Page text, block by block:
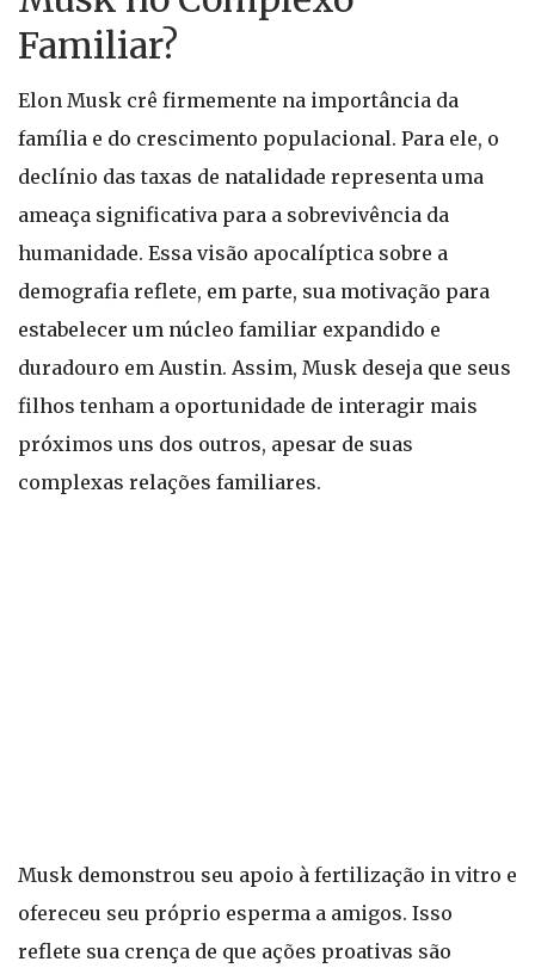
Familiar?
Elon Musk crê firmemente na importância da
família e do crescimento populacional. Para ele, o
declínio das taxas de natalidade representa uma
ameaça significativa para a sobrevivência da
humanidade. Essa visão apocalíptica sobre a
demografia reflete, em parte, sua motivação para
estabelecer um núcleo familiar expandido e
duradouro em Austin. Assim, Musk deseja que seus
filhos tenham a oportunidade de interagir mais
próximos uns dos outros, apesar de suas
complexas relações familiares.
Musk demonstrou seu apoio à fertilização in vitro e
ofereceu seu próprio esperma a amigos. Isso
reflete sua crença de que ações proativas são